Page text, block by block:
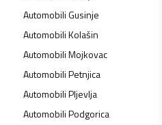
AutomobiliGusinje
AutomobiliKolašin
AutomobiliMojkovac
AutomobiliPetnjica
AutomobiliPljevlja
AutomobiliPodgorica